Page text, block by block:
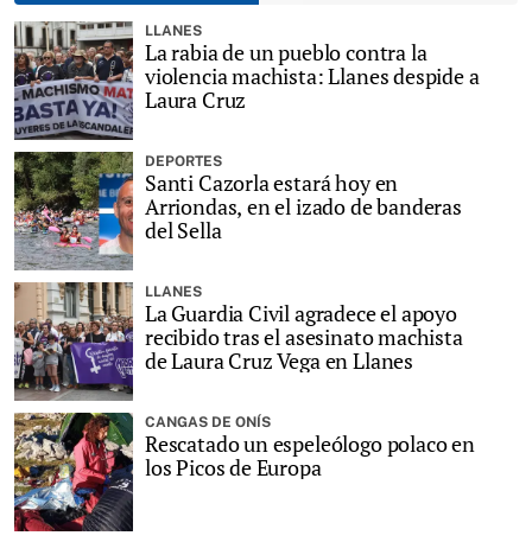
LLANES
La rabia de un pueblo contra la
violencia machista: Llanes despide a
Laura Cruz
DEPORTES
Santi Cazorla estará hoy en
Arriondas, en el izado de banderas
del Sella
LLANES
La Guardia Civil agradece el apoyo
recibido tras el asesinato machista
de Laura Cruz Vega en Llanes
CANGAS DE ONÍS
Rescatado un espeleólogo polaco en
los Picos de Europa